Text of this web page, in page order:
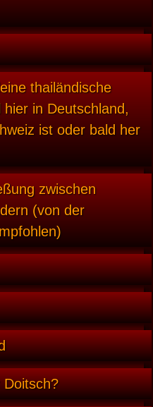
thailändische
in Deutschland,
ist oder bald her
zwischen
(von der